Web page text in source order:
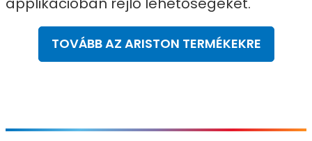
TOVÁBB AZ ARISTON TERMÉKEKRE